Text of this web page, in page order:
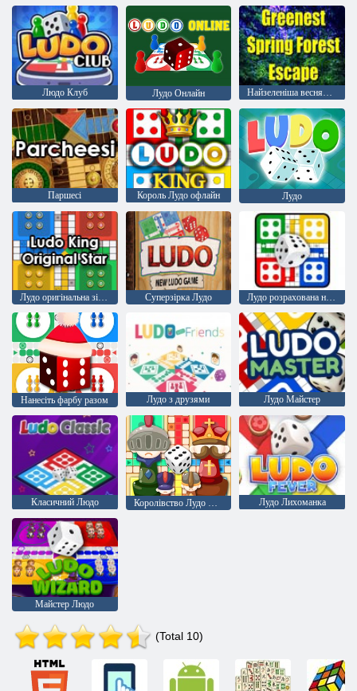
Людо Клуб Лудо Онлайн
Паршесі Король Лудо офлайн Лудо
Лудо оригінальна зірка Суперзірка Лудо Лудо розрахована на багато користувачів проблема
Нанесіть фарбу разом Лудо з друзями Лудо Майстер
Класичний Людо Королівство Лудо Онлайн Лудо Лихоманка
Майстер Людо
(Total 10)